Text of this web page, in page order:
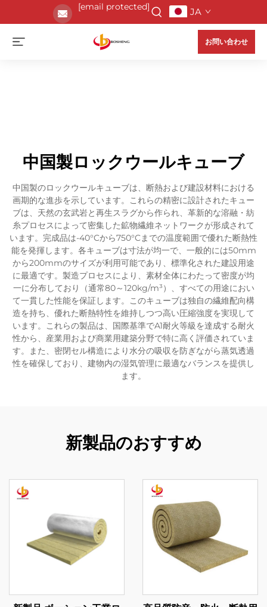
[email protected] JA
お問い合わせ
中国製ロックウールキューブ
中国製のロックウールキューブは、断熱および建設材料における
画期的な進歩を示しています。これらの精密に設計されたキュー
ブは、天然の玄武岩と再生スラグから作られ、革新的な溶融・紡
糸プロセスによって密集した鉱物繊維ネットワークが形成されて
います。完成品は-40°Cから750°Cまでの温度範囲で優れた断熱性
能を発揮します。各キューブは寸法が均一で、一般的には50mm
から200mmのサイズが利用可能であり、標準化された建設用途
に最適です。製造プロセスにより、素材全体にわたって密度が均
一に分布しており（通常80～120kg/m³）、すべての用途におい
て一貫した性能を保証します。このキューブは独自の繊維配向構
造を持ち、優れた断熱特性を維持しつつ高い圧縮強度を実現して
います。これらの製品は、国際基準でA1耐火等級を達成する耐火
性から、産業用および商業用建築分野で特に高く評価されていま
す。また、密閉セル構造により水分の吸収を防ぎながら蒸気透過
性を確保しており、建物内の湿気管理に最適なバランスを提供し
ます。
新製品のおすすめ